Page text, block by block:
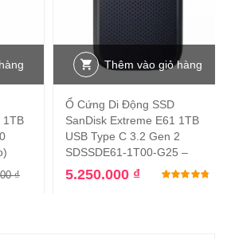
1TB
₫
Thêm vào giỏ hàng
Ổ Cứng Di Động SSD
SanDisk Extreme E61 1TB
USB Type C 3.2 Gen 2
SDSSDE61-1T00-G25 –
5.250.000 ₫